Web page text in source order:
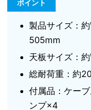
ポイント
製品サイズ：
505mm
天板サイズ：
総耐荷重：約
付属品：ケー
ンプ×4